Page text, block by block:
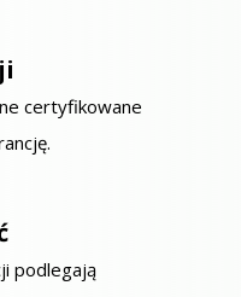
podlegają
certyfikowane